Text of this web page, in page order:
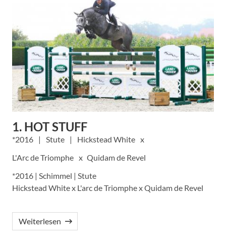
1. HOT STUFF
2016 Stute
Hickstead White
L'Arc de Triomphe
Quidam de Revel
*2016 | Schimmel | Stute
Hickstead White x L'arc de Triomphe x Quidam de Revel
Weiterlesen